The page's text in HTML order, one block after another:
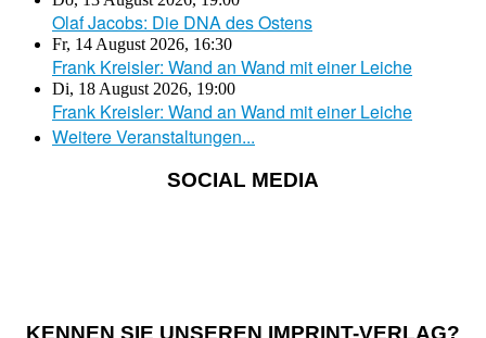
Olaf Jacobs: Die DNA des Ostens
Fr, 14 August 2026, 16:30
Frank Kreisler: Wand an Wand mit einer Leiche
Di, 18 August 2026, 19:00
Frank Kreisler: Wand an Wand mit einer Leiche
Weitere Veranstaltungen...
SOCIAL MEDIA
KENNEN SIE UNSEREN IMPRINT-VERLAG?